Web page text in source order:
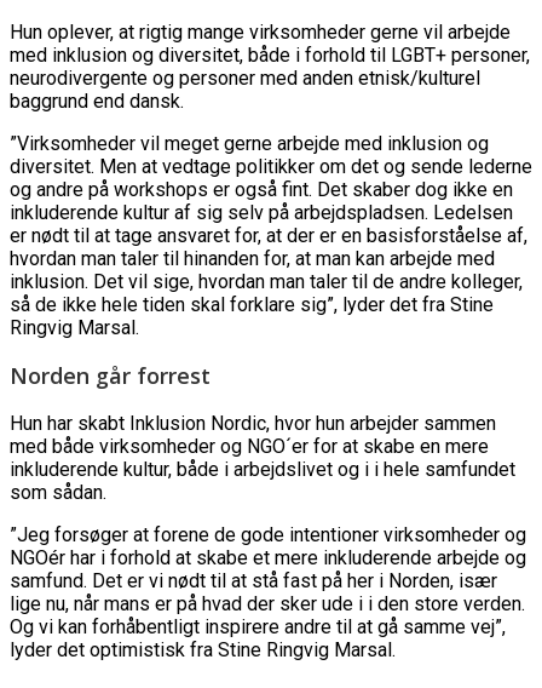
Hun oplever, at rigtig mange virksomheder gerne vil arbejde
med inklusion og diversitet, både i forhold til LGBT+ personer,
neurodivergente og personer med anden etnisk/kulturel
baggrund end dansk.
”Virksomheder vil meget gerne arbejde med inklusion og
diversitet. Men at vedtage politikker om det og sende lederne
og andre på workshops er også fint. Det skaber dog ikke en
inkluderende kultur af sig selv på arbejdspladsen. Ledelsen
er nødt til at tage ansvaret for, at der er en basisforståelse af,
hvordan man taler til hinanden for, at man kan arbejde med
inklusion. Det vil sige, hvordan man taler til de andre kolleger,
så de ikke hele tiden skal forklare sig”, lyder det fra Stine
Ringvig Marsal.
Norden går forrest
Hun har skabt Inklusion Nordic, hvor hun arbejder sammen
med både virksomheder og NGO´er for at skabe en mere
inkluderende kultur, både i arbejdslivet og i i hele samfundet
som sådan.
”Jeg forsøger at forene de gode intentioner virksomheder og
NGOér har i forhold at skabe et mere inkluderende arbejde og
samfund. Det er vi nødt til at stå fast på her i Norden, især
lige nu, når mans er på hvad der sker ude i i den store verden.
Og vi kan forhåbentligt inspirere andre til at gå samme vej”,
lyder det optimistisk fra Stine Ringvig Marsal.